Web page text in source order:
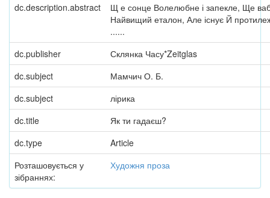
dc.description.abstract
Щ е сонце Волелюбне і запекле, Ще
Найвищий еталон, Але існує Й
......
dc.publisher
Склянка Часу*Zeitglas
dc.subject
Мамчич О. Б.
dc.subject
лірика
dc.title
Як ти гадаєш?
dc.type
Article
Розташовується у
зібраннях:
Художня проза